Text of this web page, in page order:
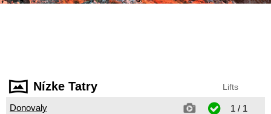
Nízke Tatry Lifts
Donovaly 1 / 1